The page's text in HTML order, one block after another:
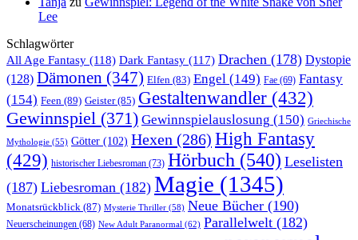
Lee
Schlagwörter
All Age Fantasy (118) Dark Fantasy (117) Drachen (178) Dystopie
(128) Dämonen (347) Elfen (83) Engel (149) Fae (69) Fantasy
(154) Feen (89) Geister(85) Gestaltenwandler (432)
Gewinnspiel (371) Gewinnspielauslosung (150) Griechische
Mythologie (55) Götter (102) Hexen (286) High Fantasy
(429) historischer Liebesroman (73) Hörbuch (540) Leselisten
(187) Liebesroman (182) Magie (1345)
Monatsrückblick (87) Mysterie Thriller (58) Neue Bücher (190)
Neuerscheinungen (68) New Adult Paranormal (62) Parallelwelt (182)